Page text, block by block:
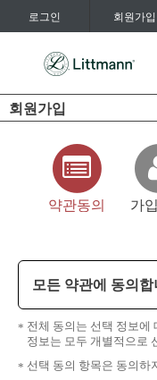
로그인 회원가입
회원가입
약관동의 가
모든 약관에 동의합
전체 동의는 선택 정보에
정보는 모두 개별적으로
선택 동의 항목은 동의하